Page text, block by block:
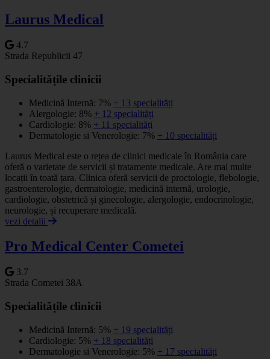
Laurus Medical
4.7
Strada Republicii 47
Specialitățile clinicii
Medicină Internă: 7% + 13 specialități
Alergologie: 8% + 12 specialități
Cardiologie: 8% + 11 specialități
Dermatologie si Venerologie: 7% + 10 specialități
Laurus Medical este o rețea de clinici medicale în România care
oferă o varietate de servicii și tratamente medicale. Are mai multe
locații în toată țara. Clinica oferă servicii de proctologie, flebologie,
gastroenterologie, dermatologie, medicină internă, urologie,
cardiologie, obstetrică și ginecologie, alergologie, endocrinologie,
neurologie, și recuperare medicală.
vezi detalii
Pro Medical Center Cometei
3.7
Strada Cometei 38A
Specialitățile clinicii
Medicină Internă: 5% + 19 specialități
Cardiologie: 5% + 18 specialități
Dermatologie si Venerologie: 5% + 17 specialități